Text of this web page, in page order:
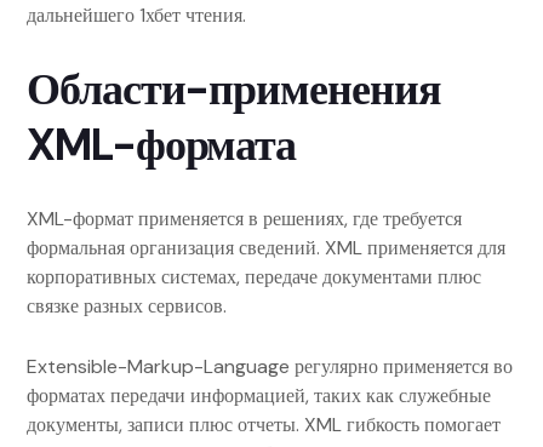
дальнейшего 1хбет чтения.
Области-применения
XML-формата
XML-формат применяется в решениях, где требуется
формальная организация сведений. XML применяется для
корпоративных системах, передаче документами плюс
связке разных сервисов.
Extensible-Markup-Language регулярно применяется во
форматах передачи информацией, таких как служебные
документы, записи плюс отчеты. XML гибкость помогает